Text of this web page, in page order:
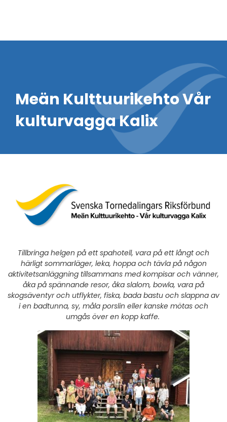
Meän Kulttuurikehto Vår
kulturvagga Kalix
Tillbringa helgen på ett spahotell, vara på ett långt och
härligt sommarläger, leka, hoppa och tävla på någon
aktivitetsanläggning tillsammans med kompisar och vänner,
åka på spännande resor, åka slalom, bowla, vara på
skogsäventyr och utflykter, fiska, bada bastu och slappna av
i en badtunna, sy, måla porslin eller kanske mötas och
umgås över en kopp kaffe.